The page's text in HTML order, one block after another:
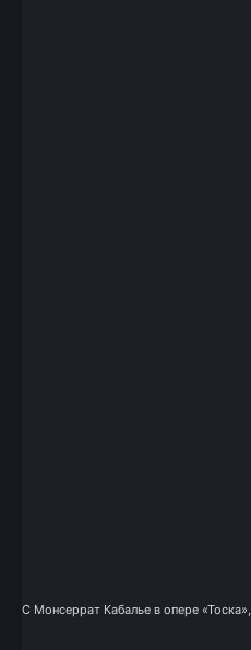
С Монсеррат Кабалье в опере